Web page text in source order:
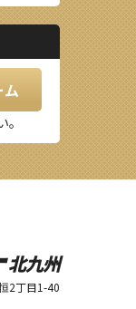
ム
北九州
2丁目1-40